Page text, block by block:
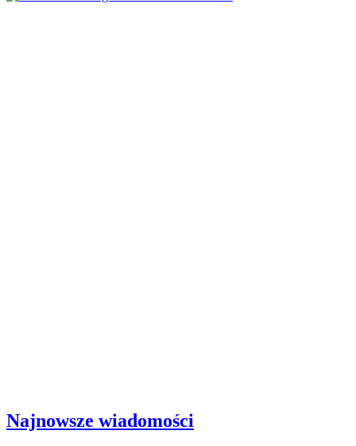
Najnowsze wiadomości